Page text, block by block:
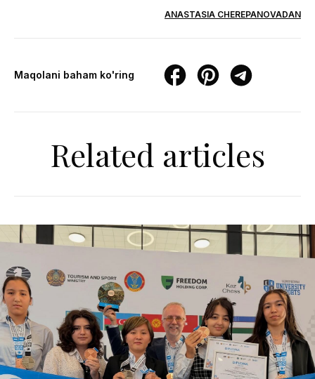
ANASTASIA CHEREPANOVADAN
Maqolani baham ko'ring
Related articles